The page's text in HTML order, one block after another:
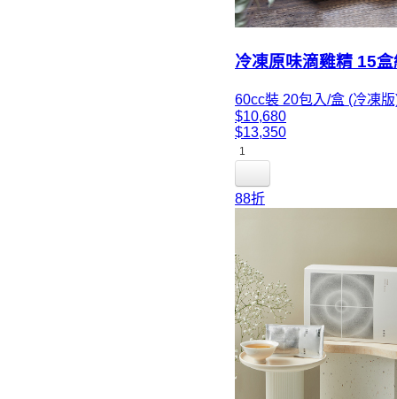
冷凍原味滴雞精 15盒
60cc裝 20包入/盒 (冷凍
$10,680
$13,350
1
88折